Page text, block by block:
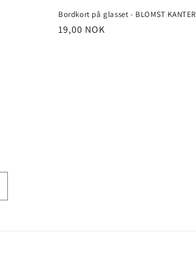
Bordkort på glasset - BLOMST KANTER
Vanlig
19,00 NOK